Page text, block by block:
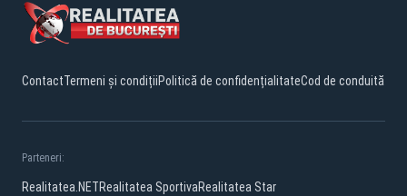
ContactTermeni și condițiiPolitică de confidențialitateCod de conduită
Parteneri:
Realitatea.NETRealitatea SportivaRealitatea Star